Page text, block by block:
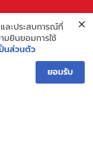
องกิน ไม่ว่าจะเป็น
เพื่อผู้ประกอบการ ที่
ละประสบการณ์ที่
มยินยอมการใช้
นส่วนตัว
ยอมรับ